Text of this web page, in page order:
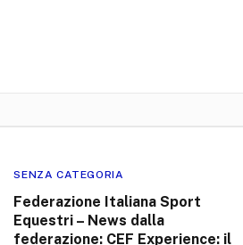
SENZA CATEGORIA
Federazione Italiana Sport
Equestri – News dalla
federazione: CEF Experience: il